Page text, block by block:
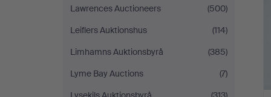
Lawrences Auctioneers
(500)
Leiflers Auktionshus
(114)
Limhamns Auktionsbyrå
(385)
Lyme Bay Auctions
(7)